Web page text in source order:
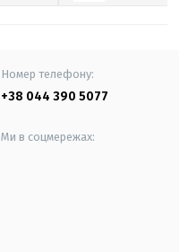
Номер телефону:
+38 044 390 5077
Ми в соцмережах: